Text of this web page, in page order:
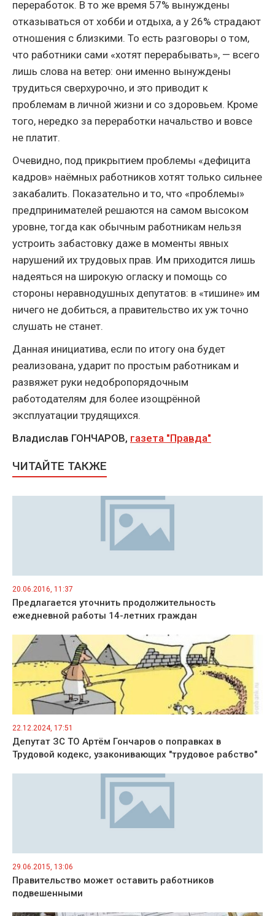
переработок. В то же время 57% вынуждены
отказываться от хобби и отдыха, а у 26% страдают
отношения с близкими. То есть разговоры о том,
что работники сами «хотят перерабывать», — всего
лишь слова на ветер: они именно вынуждены
трудиться сверхурочно, и это приводит к
проблемам в личной жизни и со здоровьем. Кроме
того, нередко за переработки начальство и вовсе
не платит.
Очевидно, под прикрытием проблемы «дефицита
кадров» наёмных работников хотят только сильнее
закабалить. Показательно и то, что «проблемы»
предпринимателей решаются на самом высоком
уровне, тогда как обычным работникам нельзя
устроить забастовку даже в моменты явных
нарушений их трудовых прав. Им приходится лишь
надеяться на широкую огласку и помощь со
стороны неравнодушных депутатов: в «тишине» им
ничего не добиться, а правительство их уж точно
слушать не станет.
Данная инициатива, если по итогу она будет
реализована, ударит по простым работникам и
развяжет руки недобропорядочным
работодателям для более изощрённой
эксплуатации трудящихся.
Владислав ГОНЧАРОВ, газета "Правда"
ЧИТАЙТЕ ТАКЖЕ
20.06.2016, 11:37
Предлагается уточнить продолжительность
ежедневной работы 14-летних граждан
22.12.2024, 17:51
Депутат ЗС ТО Артём Гончаров о поправках в
Трудовой кодекс, узаконивающих "трудовое рабство"
29.06.2015, 13:06
Правительство может оставить работников
подвешенными